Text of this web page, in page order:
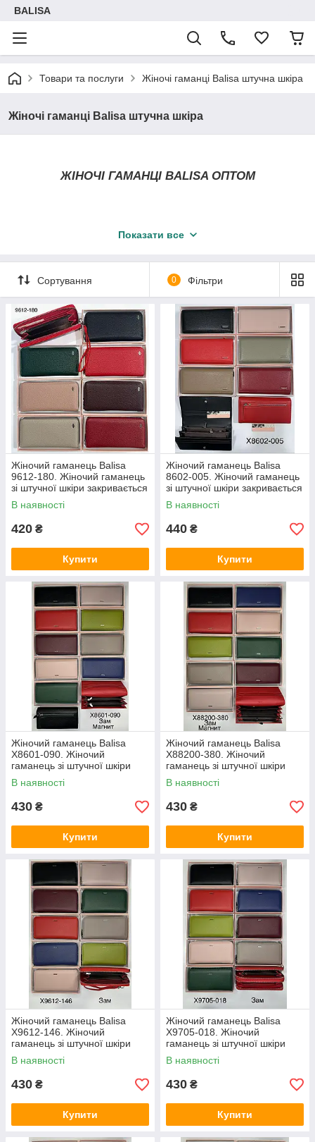
BALISA
Товари та послуги Жіночі гаманці Balisa штучна шкіра
Жіночі гаманці Balisa штучна шкіра
ЖІНОЧІ ГАМАНЦІ BALISA ОПТОМ
В інтернет-магазині trandbags.com.ua
- матові і лаковані, великі та маленькі
- Постійне поповнення асортименту
- відмінна якість, низькі ціни
Показати все
Сортування 0 Фільтри
Жіночий гаманець Balisa
9612-180. Жіночий гаманець
зі штучної шкіри закривається
на магніт
В наявності
420 ₴
Купити
Жіночий гаманець Balisa
8602-005. Жіночий гаманець
зі штучної шкіри закривається
на магніт
В наявності
440 ₴
Купити
Жіночий гаманець Balisa
X8601-090. Жіночий
гаманець зі штучної шкіри
закривається на магніт
В наявності
430 ₴
Купити
Жіночий гаманець Balisa
X88200-380. Жіночий
гаманець зі штучної шкіри
закривається на магніт
В наявності
430 ₴
Купити
Жіночий гаманець Balisa
X9612-146. Жіночий
гаманець зі штучної шкіри
купити гуртом і в роздріб
В наявності
430 ₴
Купити
Жіночий гаманець Balisa
X9705-018. Жіночий
гаманець зі штучної шкіри
купити гуртом і в роздріб
В наявності
430 ₴
Купити